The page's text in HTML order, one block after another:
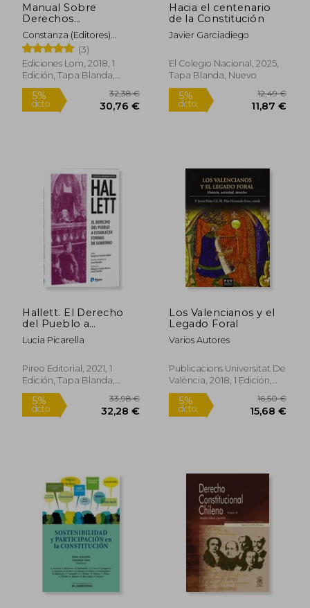
Manual Sobre
Derechos
Fundamentales
Constanza (Editores)
Contreras, Pablo Y
Salgado
(3)
Ediciones Lom, 2018, 1
Edición, Tapa Blanda,
Nuevo
5%
dcto. 30,76 €
Hacia el centenario
de la Constitución
Javier Garciadiego
El Colegio Nacional, 2025,
Tapa Blanda, Nuevo
5%
dcto.
Hallett. El Derecho
del Pueblo a
Establecer Formas de
Gobierno
Lucia Picarella
Pireo Editorial, 2021, 1
Edición, Tapa Blanda,
Nuevo
dcto.
Los Valencianos y el
Legado Foral
Varios Autores
Publicacions Universitat De
València, 2018, 1 Edición,
Tapa Blanda, Nuevo
5%
dcto.